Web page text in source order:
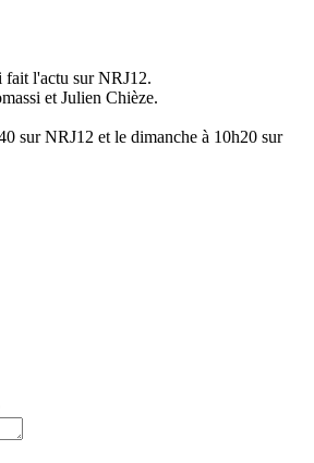
fait l'actu sur NRJ12.
et Julien Chièze.
sur NRJ12 et le dimanche à 10h20 sur